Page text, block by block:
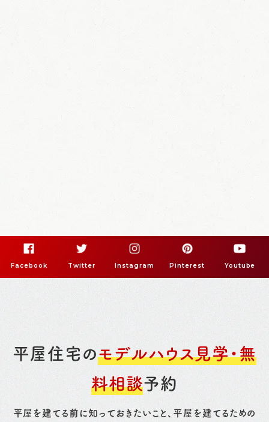
Facebook Twitter Instagram Pinterest Youtube
平屋住宅のモデルハウス見学・無
料相談予約
平屋を建てる前に知っておきたいこと、平屋を建てるための